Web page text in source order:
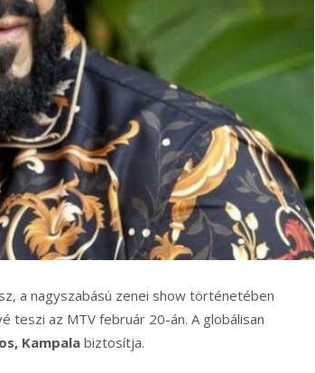
a nagyszabású zenei show történetében
teszi az MTV február 20-án. A globálisan
Kampalabiztosítja.